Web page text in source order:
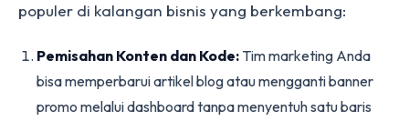
populer di kalangan bisnis yang berkembang:
Pemisahan Konten dan Kode: Tim marketing Anda
bisa memperbarui artikel blog atau mengganti banner
promo melalui dashboard tanpa menyentuh satu baris